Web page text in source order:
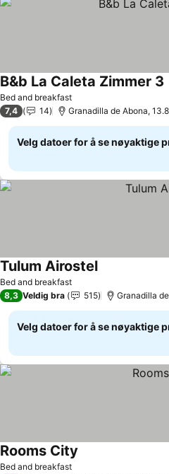
Bed and breakfast
B&b La Caleta Zimmer 3
7,4 14 Granadilla de Abona,
Velg datoer for å se nøyaktige
Bed and breakfast
Tulum Airostel
8,3 Veldig bra 515
Velg datoer for å se nøyaktige
Bed and breakfast
Rooms City